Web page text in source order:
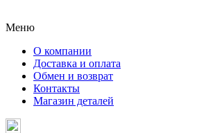
Меню
О компании
Доставка и оплата
Обмен и возврат
Контакты
Магазин деталей